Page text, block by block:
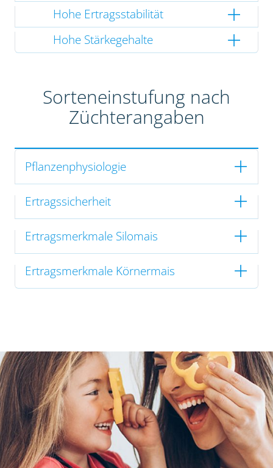
Hohe Ertragsstabilität
Hohe Stärkegehalte
Sorteneinstufung nach
Züchterangaben
Pflanzenphysiologie
Ertragssicherheit
Ertragsmerkmale Silomais
Ertragsmerkmale Körnermais